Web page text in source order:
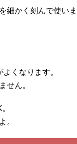
細かく刻んで使いま
くなります。
せん。
。